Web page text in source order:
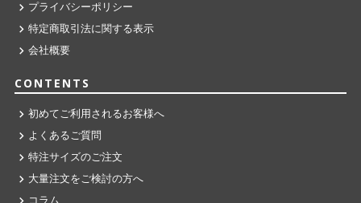
プライバシーポリシー
特定商取引法に関する表示
会社概要
CONTENTS
初めてご利用されるお客様へ
よくあるご質問
特注サイズのご注文
大量注文をご検討の方へ
コラム